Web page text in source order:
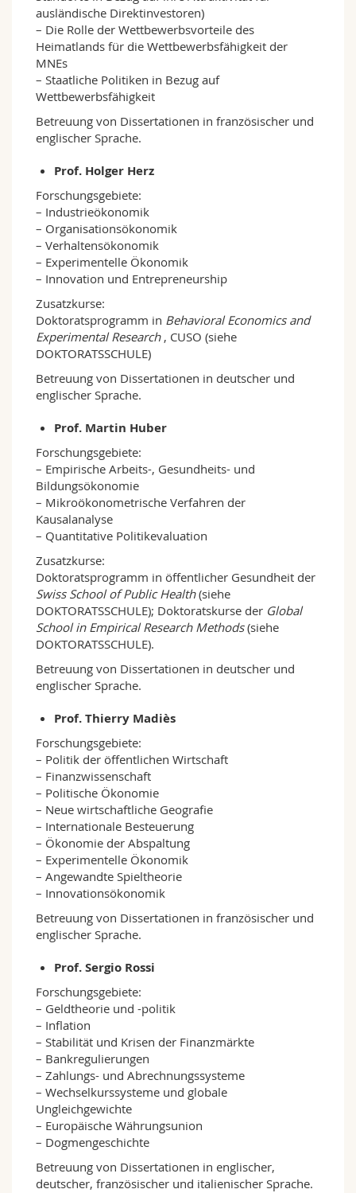
ausländische Direktinvestoren)
– Die Rolle der Wettbewerbsvorteile des
Heimatlands für die Wettbewerbsfähigkeit der
MNEs
– Staatliche Politiken in Bezug auf
Wettbewerbsfähigkeit
Betreuung von Dissertationen in französischer und
englischer Sprache.
Prof. Holger Herz
Forschungsgebiete:
– Industrieökonomik
– Organisationsökonomik
– Verhaltensökonomik
– Experimentelle Ökonomik
– Innovation und Entrepreneurship
Zusatzkurse:
Doktoratsprogramm in Behavioral Economics and
Experimental Research , CUSO (siehe
DOKTORATSSCHULE)
Betreuung von Dissertationen in deutscher und
englischer Sprache.
Prof. Martin Huber
Forschungsgebiete:
– Empirische Arbeits-, Gesundheits- und
Bildungsökonomie
– Mikroökonometrische Verfahren der
Kausalanalyse
– Quantitative Politikevaluation
Zusatzkurse:
Doktoratsprogramm in öffentlicher Gesundheit der
Swiss School of Public Health(siehe
DOKTORATSSCHULE); Doktoratskurse der Global
School in Empirical Research Methods(siehe
DOKTORATSSCHULE).
Betreuung von Dissertationen in deutscher und
englischer Sprache.
Prof. Thierry Madiès
Forschungsgebiete:
– Politik der öffentlichen Wirtschaft
– Finanzwissenschaft
– Politische Ökonomie
– Neue wirtschaftliche Geografie
– Internationale Besteuerung
– Ökonomie der Abspaltung
– Experimentelle Ökonomik
– Angewandte Spieltheorie
– Innovationsökonomik
Betreuung von Dissertationen in französischer und
englischer Sprache.
Prof. Sergio Rossi
Forschungsgebiete:
– Geldtheorie und -politik
– Inflation
– Stabilität und Krisen der Finanzmärkte
– Bankregulierungen
– Zahlungs- und Abrechnungssysteme
– Wechselkurssysteme und globale
Ungleichgewichte
– Europäische Währungsunion
– Dogmengeschichte
Betreuung von Dissertationen in englischer,
deutscher, französischer und italienischer Sprache.